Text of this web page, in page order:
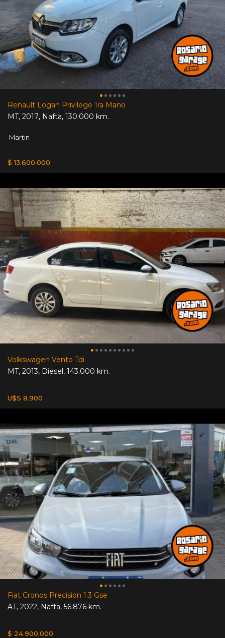
Renault Logan Privilege 1ra Mano
MT, 2017, Nafta, 130.000 km.
Martin
$ 13.600.000
Volkswagen Vento Tdi
MT, 2013, Diesel, 143.000 km.
U$S 8.900
Fiat Cronos Precision 1.3 Gse
AT, 2022, Nafta, 56.876 km.
$ 24.900.000